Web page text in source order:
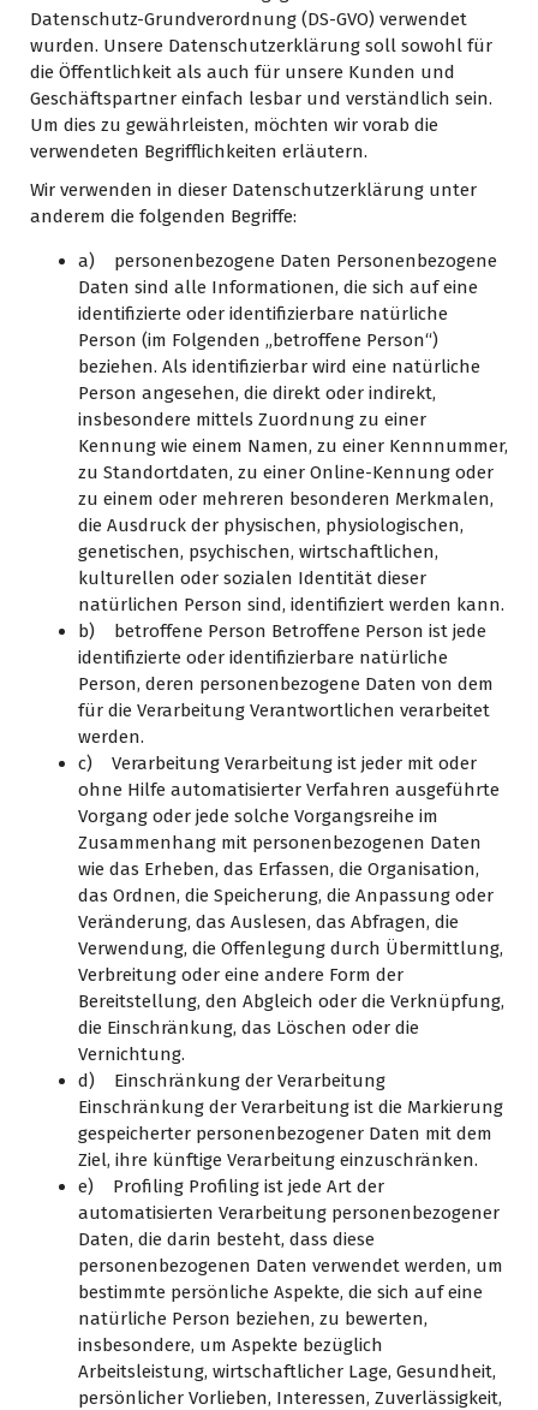
Datenschutz-Grundverordnung (DS-GVO) verwendet
wurden. Unsere Datenschutzerklärung soll sowohl für
die Öffentlichkeit als auch für unsere Kunden und
Geschäftspartner einfach lesbar und verständlich sein.
Um dies zu gewährleisten, möchten wir vorab die
verwendeten Begrifflichkeiten erläutern.
Wir verwenden in dieser Datenschutzerklärung unter
anderem die folgenden Begriffe:
a) personenbezogene Daten Personenbezogene
Daten sind alle Informationen, die sich auf eine
identifizierte oder identifizierbare natürliche
Person (im Folgenden „betroffene Person“)
beziehen. Als identifizierbar wird eine natürliche
Person angesehen, die direkt oder indirekt,
insbesondere mittels Zuordnung zu einer
Kennung wie einem Namen, zu einer Kennnummer,
zu Standortdaten, zu einer Online-Kennung oder
zu einem oder mehreren besonderen Merkmalen,
die Ausdruck der physischen, physiologischen,
genetischen, psychischen, wirtschaftlichen,
kulturellen oder sozialen Identität dieser
natürlichen Person sind, identifiziert werden kann.
b) betroffene Person Betroffene Person ist jede
identifizierte oder identifizierbare natürliche
Person, deren personenbezogene Daten von dem
für die Verarbeitung Verantwortlichen verarbeitet
werden.
c) Verarbeitung Verarbeitung ist jeder mit oder
ohne Hilfe automatisierter Verfahren ausgeführte
Vorgang oder jede solche Vorgangsreihe im
Zusammenhang mit personenbezogenen Daten
wie das Erheben, das Erfassen, die Organisation,
das Ordnen, die Speicherung, die Anpassung oder
Veränderung, das Auslesen, das Abfragen, die
Verwendung, die Offenlegung durch Übermittlung,
Verbreitung oder eine andere Form der
Bereitstellung, den Abgleich oder die Verknüpfung,
die Einschränkung, das Löschen oder die
Vernichtung.
d) Einschränkung der Verarbeitung
Einschränkung der Verarbeitung ist die Markierung
gespeicherter personenbezogener Daten mit dem
Ziel, ihre künftige Verarbeitung einzuschränken.
e) Profiling Profiling ist jede Art der
automatisierten Verarbeitung personenbezogener
Daten, die darin besteht, dass diese
personenbezogenen Daten verwendet werden, um
bestimmte persönliche Aspekte, die sich auf eine
natürliche Person beziehen, zu bewerten,
insbesondere, um Aspekte bezüglich
Arbeitsleistung, wirtschaftlicher Lage, Gesundheit,
persönlicher Vorlieben, Interessen, Zuverlässigkeit,